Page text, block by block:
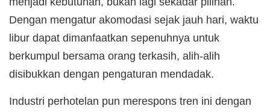
Dengan mengatur akomodasi sejak jauh hari, waktu
libur dapat dimanfaatkan sepenuhnya untuk
berkumpul bersama orang terkasih, alih-alih
disibukkan dengan pengaturan mendadak.
Industri perhotelan pun merespons tren ini dengan